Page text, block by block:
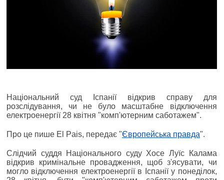
Національний суд Іспанії відкрив справу для
розслідування, чи не було масштабне відключення
електроенергії 28 квітня "комп'ютерним саботажем".
Про це пише El Pais, передає "Європейська правда".
Слідчий суддя Національного суду Хосе Луїс Калама
відкрив кримінальне провадження, щоб з'ясувати, чи
могло відключення електроенергії в Іспанії у понеділок,